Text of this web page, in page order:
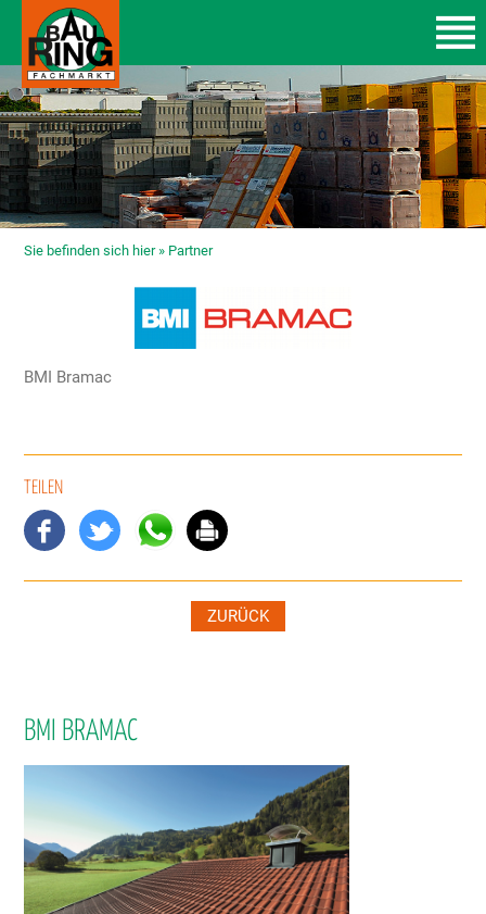
Sie befinden sich hier » Partner
BMI Bramac
TEILEN
ZURÜCK
BMI BRAMAC